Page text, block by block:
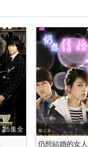
25集全
仍想結婚的女人